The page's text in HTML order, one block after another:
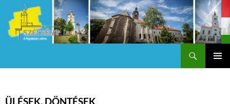
ÜLÉSEK, DÖNTÉSEK